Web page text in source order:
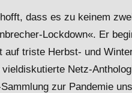
dass es zu keinem
Lockdown«. Er
auf triste Herbst- und
Netz-
zur Pandemie